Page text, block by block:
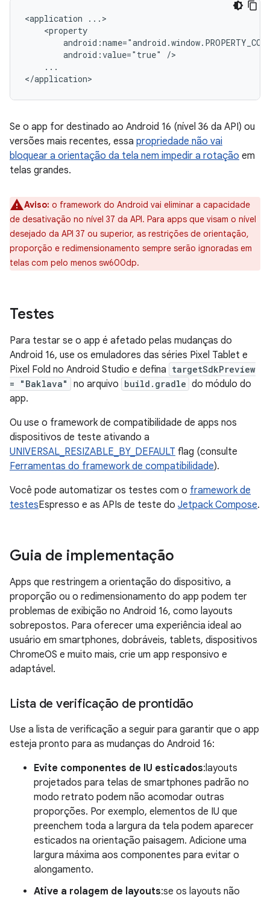
<application
android:value="true"
...
Se o app for destinado ao Android 16 (nível 36 da API) ou
versões mais recentes, essa propriedade não vai
bloquear a orientação da tela nem impedir a rotação em
telas grandes.
Aviso: o framework do Android vai eliminar a capacidade
de desativação no nível 37 da API. Para apps que visam o nível
desejado da API 37 ou superior, as restrições de orientação,
proporção e redimensionamento sempre serão ignoradas em
telas com pelo menos sw600dp.
Testes
Para testar se o app é afetado pelas mudanças do
Android 16, use os emuladores das séries Pixel Tablet e
Pixel Fold no Android Studio e defina targetSdkPreview
= "Baklava"
no arquivo build.gradle do módulo do
app.
Ou use o framework de compatibilidade de apps nos
dispositivos de teste ativando a
UNIVERSAL_RESIZABLE_BY_DEFAULT flag (consulte
Ferramentas do framework de compatibilidade).
Você pode automatizar os testes com o framework de
testesEspresso e as APIs de teste do Jetpack Compose.
Guia de implementação
Apps que restringem a orientação do dispositivo, a
proporção ou o redimensionamento do app podem ter
problemas de exibição no Android 16, como layouts
sobrepostos. Para oferecer uma experiência ideal ao
usuário em smartphones, dobráveis, tablets, dispositivos
ChromeOS e muito mais, crie um app responsivo e
adaptável.
Lista de verificação de prontidão
Use a lista de verificação a seguir para garantir que o app
esteja pronto para as mudanças do Android 16:
Evite componentes de IU esticados:layouts
projetados para telas de smartphones padrão no
modo retrato podem não acomodar outras
proporções. Por exemplo, elementos de IU que
preenchem toda a largura da tela podem aparecer
esticados na orientação paisagem. Adicione uma
largura máxima aos componentes para evitar o
alongamento.
Ative a rolagem de layouts:se os layouts não